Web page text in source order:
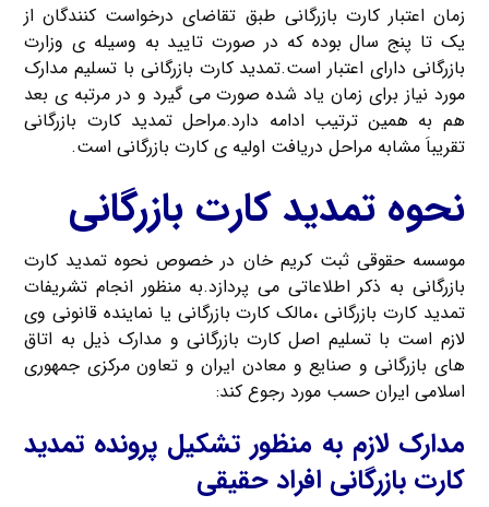
زمان اعتبار کارت بازرگانی طبق تقاضای درخواست کنندگان از
یک تا پنج سال بوده که در صورت تایید به وسیله ی وزارت
بازرگانی دارای اعتبار است.تمدید کارت بازرگانی با تسلیم مدارک
مورد نیاز برای زمان یاد شده صورت می گیرد و در مرتبه ی بعد
هم به همین ترتیب ادامه دارد.مراحل تمدید کارت بازرگانی
تقریباَ مشابه مراحل دریافت اولیه ی کارت بازرگانی است.
نحوه تمدید کارت بازرگانی
موسسه حقوقی ثبت کریم خان در خصوص نحوه تمدید کارت
بازرگانی به ذکر اطلاعاتی می پردازد.به منظور انجام تشریفات
تمدید کارت بازرگانی ،مالک کارت بازرگانی یا نماینده قانونی وی
لازم است با تسلیم اصل کارت بازرگانی و مدارک ذیل به اتاق
های بازرگانی و صنایع و معادن ایران و تعاون مرکزی جمهوری
اسلامی ایران حسب مورد رجوع کند:
مدارک لازم به منظور تشکیل پرونده تمدید
کارت بازرگانی افراد حقیقی